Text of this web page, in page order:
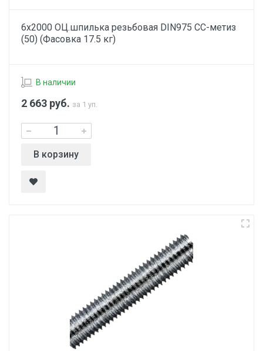
6х2000 ОЦ.шпилька резьбовая DIN975 СС-метиз
(50) (Фасовка 17.5 кг)
В наличии
2 663 руб. за 1 уп.
В корзину